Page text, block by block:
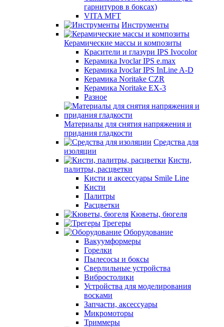
гарнитуров в боксах)
VITA MFT
Инструменты
Керамические массы и композиты
Красители и глазури IPS Ivocolor
Керамика Ivoclar IPS e.max
Керамика Ivoclar IPS InLine A-D
Керамика Noritake CZR
Керамика Noritake EX-3
Разное
Материалы для снятия напряжения и
придания гладкости
Средства для
изоляции
Кисти,
палитры, расцветки
Кисти и аксессуары Smile Line
Кисти
Палитры
Расцветки
Кюветы, бюгеля
Трегеры
Оборудование
Вакуумформеры
Горелки
Пылесосы и боксы
Сверлильные устройства
Вибростолики
Устройства для моделирования
восками
Запчасти, аксессуары
Микромоторы
Триммеры